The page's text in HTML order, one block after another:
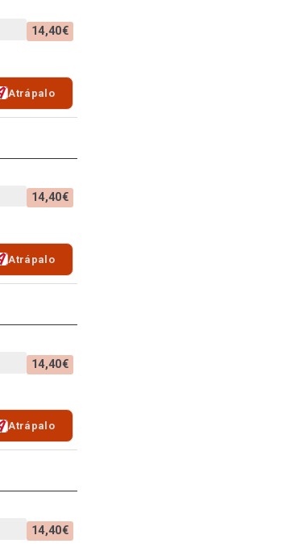
14,40€
Atrápalo
14,40€
Atrápalo
14,40€
Atrápalo
14,40€